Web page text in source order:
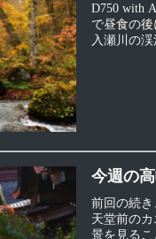
D750 with
で昼食の
入瀬川の
今週の
前回の続
天堂前の
景を見る